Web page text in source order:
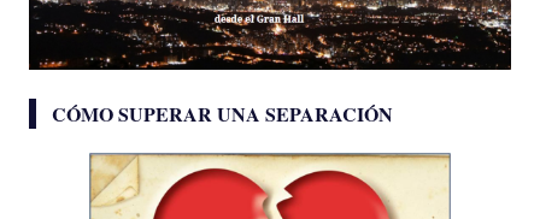
CÓMO SUPERAR UNA SEPARACIÓN